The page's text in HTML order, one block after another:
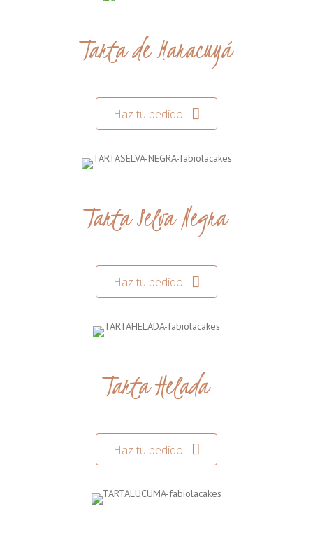
Tarta de Maracuyá
Haz tu pedido
Tarta Selva Negra
Haz tu pedido
Tarta Helada
Haz tu pedido